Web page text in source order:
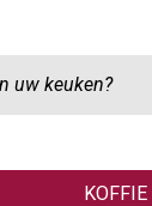
KOFFIE